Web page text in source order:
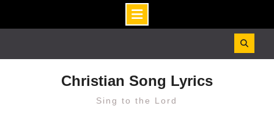
Christian Song Lyrics
Sing to the Lord